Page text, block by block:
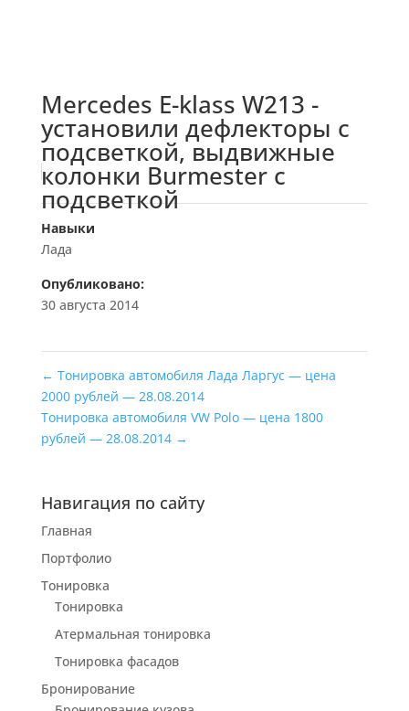
Mercedes E-klass W213 -
установили дефлекторы с
подсветкой, выдвижные
колонки Burmester с
подсветкой
Навыки
Лада
Опубликовано:
30 августа 2014
← Тонировка автомобиля Лада Ларгус — цена
2000 рублей — 28.08.2014
Тонировка автомобиля VW Polo — цена 1800
рублей — 28.08.2014 →
Навигация по сайту
Главная
Портфолио
Тонировка
Тонировка
Атермальная тонировка
Тонировка фасадов
Бронирование